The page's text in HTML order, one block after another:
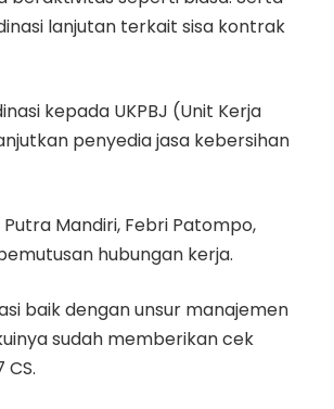
lanjutan terkait sisa kontrak
kepada UKPBJ (Unit Kerja
penyedia jasa kebersihan
Mandiri, Febri Patompo,
hubungan kerja.
baik dengan unsur manajemen
sudah memberikan cek